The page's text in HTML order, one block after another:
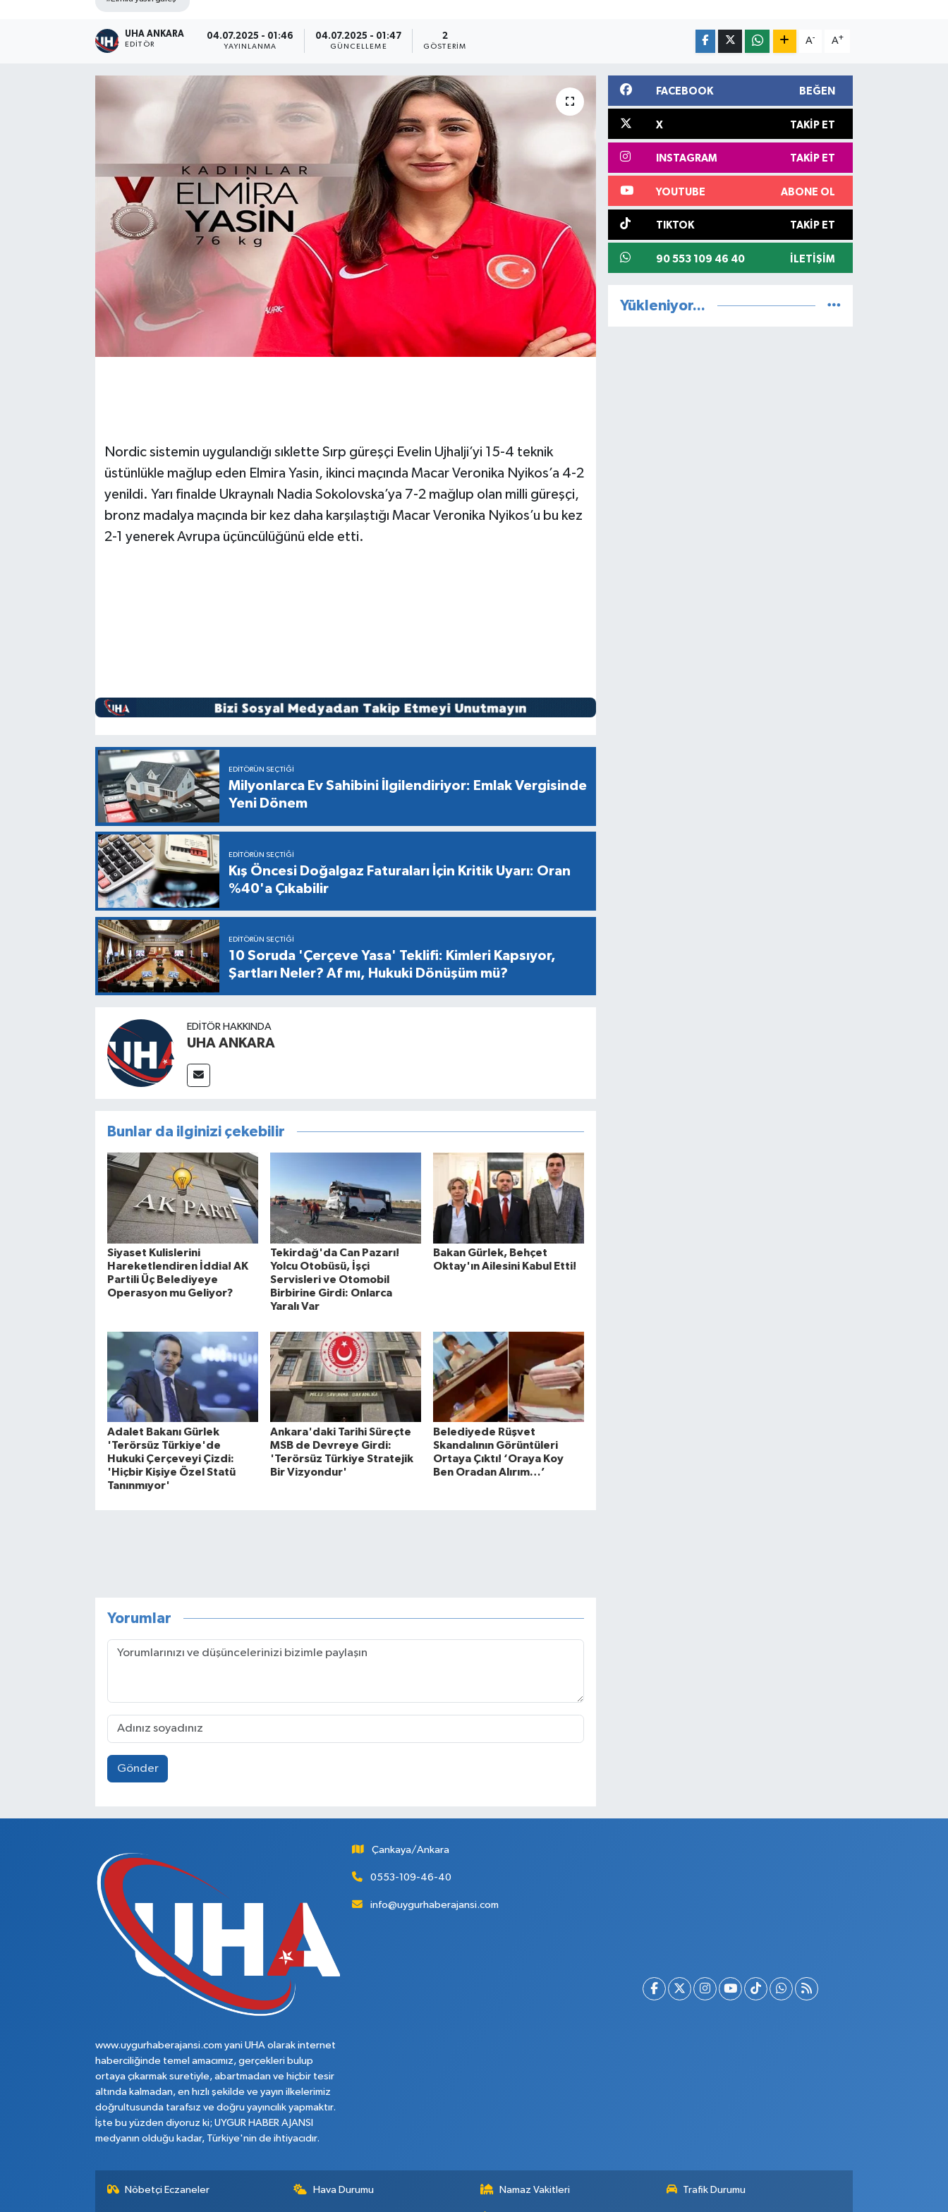
UHA ANKARA
EDITÖR
04.07.2025 - 01:46
YAYINLANMA
04.07.2025 - 01:47
GÜNCELLEME
2
GÖSTERIM
A- A+
Nordic sistemin uygulandığı sıklette Sırp güreşçi Evelin Ujhalji’yi 15-4 teknik
üstünlükle mağlup eden Elmira Yasin, ikinci maçında Macar Veronika Nyikos’a 4-2
yenildi. Yarı finalde Ukraynalı Nadia Sokolovska’ya 7-2 mağlup olan milli güreşçi,
bronz madalya maçında bir kez daha karşılaştığı Macar Veronika Nyikos’u bu kez
2-1 yenerek Avrupa üçüncülüğünü elde etti.
EDITÖRÜN SEÇTIĞI
Milyonlarca Ev Sahibini İlgilendiriyor: Emlak Vergisinde
Yeni Dönem
EDITÖRÜN SEÇTIĞI
Kış Öncesi Doğalgaz Faturaları İçin Kritik Uyarı: Oran
%40'a Çıkabilir
EDITÖRÜN SEÇTIĞI
10 Soruda 'Çerçeve Yasa' Teklifi: Kimleri Kapsıyor,
Şartları Neler? Af mı, Hukuki Dönüşüm mü?
EDITÖR HAKKINDA
UHA ANKARA
Bunlar da ilginizi çekebilir
Siyaset Kulislerini
Hareketlendiren İddia! AK
Partili Üç Belediyeye
Operasyon mu Geliyor?
Tekirdağ'da Can Pazarı!
Yolcu Otobüsü, İşçi
Servisleri ve Otomobil
Birbirine Girdi: Onlarca
Yaralı Var
Bakan Gürlek, Behçet
Oktay'ın Ailesini Kabul Etti!
Adalet Bakanı Gürlek
'Terörsüz Türkiye'de
Hukuki Çerçeveyi Çizdi:
'Hiçbir Kişiye Özel Statü
Tanınmıyor'
Ankara'daki Tarihi Süreçte
MSB de Devreye Girdi:
'Terörsüz Türkiye Stratejik
Bir Vizyondur'
Belediyede Rüşvet
Skandalının Görüntüleri
Ortaya Çıktı! ‘Oraya Koy
Ben Oradan Alırım…’
Yorumlar
Gönder
FACEBOOK BEĞEN
X TAKIP ET
INSTAGRAM TAKIP ET
YOUTUBE ABONE OL
TIKTOK TAKIP ET
90 553 109 46 40 İLETIŞIM
Yükleniyor...
www.uygurhaberajansi.com yani UHA olarak internet
haberciliğinde temel amacımız, gerçekleri bulup
ortaya çıkarmak suretiyle, abartmadan ve hiçbir tesir
altında kalmadan, en hızlı şekilde ve yayın ilkelerimiz
doğrultusunda tarafsız ve doğru yayıncılık yapmaktır.
İşte bu yüzden diyoruz ki; UYGUR HABER AJANSI
medyanın olduğu kadar, Türkiye'nin de ihtiyacıdır.
Çankaya/Ankara
0553-109-46-40
info@uygurhaberajansi.com
Nöbetçi Eczaneler Hava Durumu Namaz Vakitleri Trafik Durumu